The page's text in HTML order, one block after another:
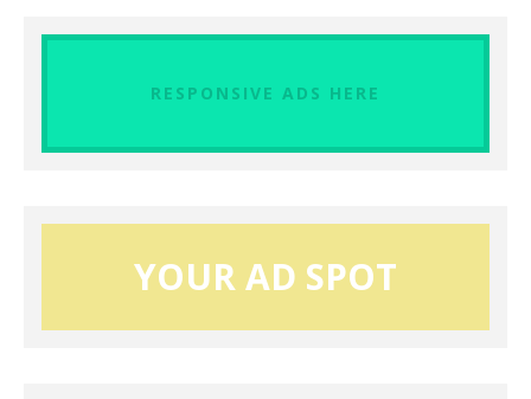
RESPONSIVE ADS HERE
YOUR AD SPOT